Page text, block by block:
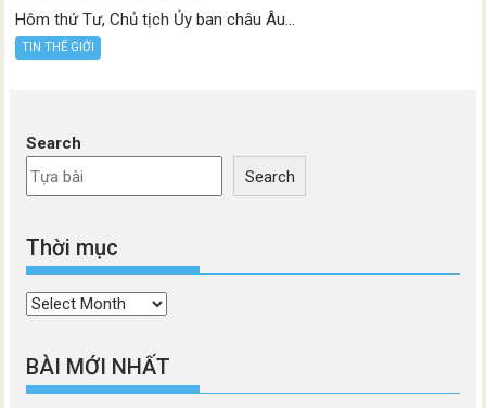
Hôm thứ Tư, Chủ tịch Ủy ban châu Âu...
TIN THẾ GIỚI
Search
Search
Thời mục
Thời
BÀI MỚI NHẤT